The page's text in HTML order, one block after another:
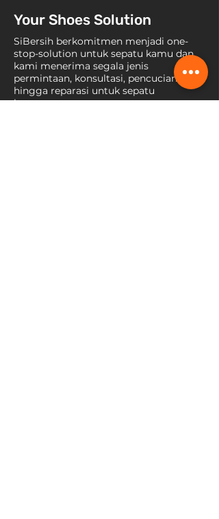
Your Shoes Solution
SiBersih berkomitmen menjadi one-
stop-solution untuk sepatu kamu dan
kami menerima segala jenis
permintaan, konsultasi, pencucian,
hingga reparasi untuk sepatu
kesayanganmu.